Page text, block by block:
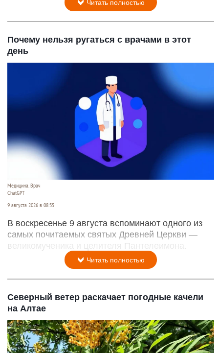
Читать полностью
Почему нельзя ругаться с врачами в этот
день
Медицина. Врач
ChatGPT
9 августа 2026 в 08:35
В воскресенье 9 августа вспоминают одного из
самых почитаемых святых Древней Церкви —
великомученика и целителя Пантелеимона.
Читать полностью
Северный ветер раскачает погодные качели
на Алтае